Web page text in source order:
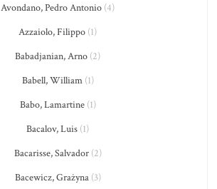
Avondano, Pedro Antonio (4)
Azzaiolo, Filippo (1)
Babadjanian, Arno (2)
Babell, William(1)
Babo, Lamartine(1)
Bacalov, Luis (1)
Bacarisse, Salvador(2)
Bacewicz, Grażyna(3)